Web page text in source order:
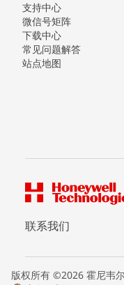
支持中心
微信号矩阵
下载中心
常见问题解答
站点地图
联系我们
版权所有 ©2026 霍尼韦